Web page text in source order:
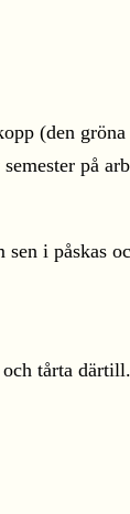
(den
på
i påskas
tårta därtill.